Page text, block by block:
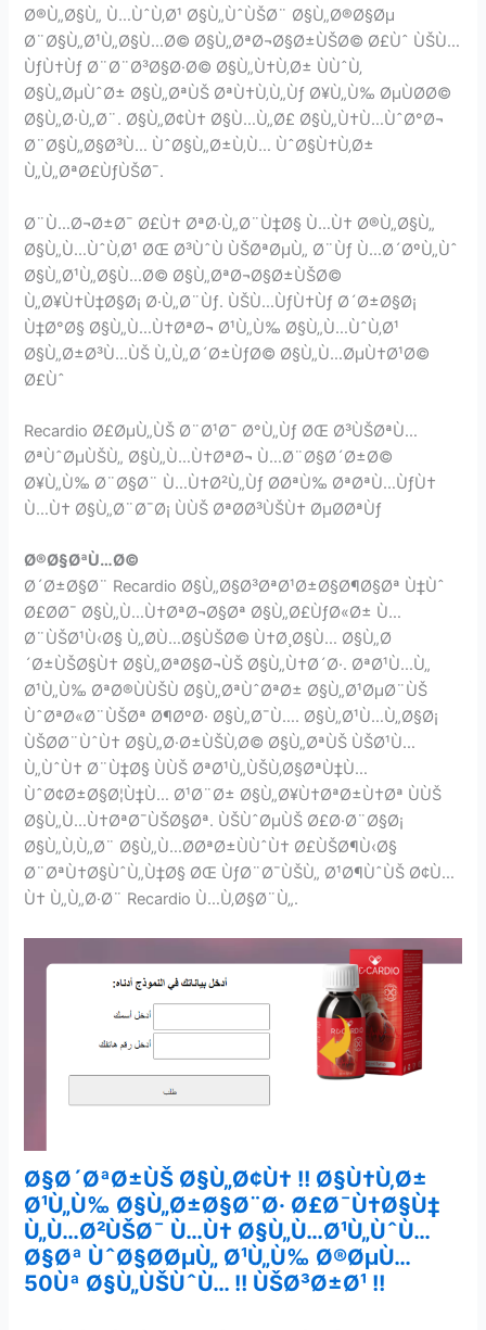
Ø®Ù„Ø§Ù„ Ù…ÙˆÙ‚Ø¹ Ø§Ù„ÙˆÙŠØ¨ Ø§Ù„Ø®Ø§Øµ
Ø¨Ø§Ù„Ø¹Ù„Ø§Ù…Ø© Ø§Ù„ØªØ¬Ø§Ø±ÙŠØ© Ø£Ùˆ ÙŠÙ…
ÙƒÙ†Ùƒ Ø¨Ø¨Ø³Ø§Ø·Ø© Ø§Ù„Ù†Ù‚Ø± ÙÙˆÙ‚
Ø§Ù„ØµÙˆØ± Ø§Ù„ØªÙŠ ØªÙ†Ù‚Ù„Ùƒ Ø¥Ù„Ù‰ ØµÙØ­Ø©
Ø§Ù„Ø·Ù„Ø¨. Ø§Ù„Ø¢Ù† Ø§Ù…Ù„Ø£ Ø§Ù„Ù†Ù…ÙˆØ°Ø¬
Ø¨Ø§Ù„Ø§Ø³Ù… ÙˆØ§Ù„Ø±Ù‚Ù… ÙˆØ§Ù†Ù‚Ø±
Ù„Ù„ØªØ£ÙƒÙŠØ¯.
Ø¨Ù…Ø¬Ø±Ø¯ Ø£Ù† ØªØ·Ù„Ø¨Ù‡Ø§ Ù…Ù† Ø®Ù„Ø§Ù„
Ø§Ù„Ù…ÙˆÙ‚Ø¹ ØŒ Ø³ÙˆÙ ÙŠØªØµÙ„ Ø¨Ùƒ Ù…Ø´ØºÙ„Ùˆ
Ø§Ù„Ø¹Ù„Ø§Ù…Ø© Ø§Ù„ØªØ¬Ø§Ø±ÙŠØ©
Ù„Ø¥Ù†Ù‡Ø§Ø¡ Ø·Ù„Ø¨Ùƒ. ÙŠÙ…ÙƒÙ†Ùƒ Ø´Ø±Ø§Ø¡
Ù‡Ø°Ø§ Ø§Ù„Ù…Ù†ØªØ¬ Ø¹Ù„Ù‰ Ø§Ù„Ù…ÙˆÙ‚Ø¹
Ø§Ù„Ø±Ø³Ù…ÙŠ Ù„Ù„Ø´Ø±ÙƒØ© Ø§Ù„Ù…ØµÙ†Ø¹Ø©
Ø£Ùˆ
Recardio Ø£ØµÙ„ÙŠ Ø¨Ø¹Ø¯ Ø°Ù„Ùƒ ØŒ Ø³ÙŠØªÙ…
ØªÙˆØµÙŠÙ„ Ø§Ù„Ù…Ù†ØªØ¬ Ù…Ø¨Ø§Ø´Ø±Ø©
Ø¥Ù„Ù‰ Ø¨Ø§Ø¨ Ù…Ù†Ø²Ù„Ùƒ Ø­ØªÙ‰ ØªØªÙ…ÙƒÙ†
Ù…Ù† Ø§Ù„Ø¨Ø¯Ø¡ ÙÙŠ ØªØ­Ø³ÙŠÙ† ØµØ­ØªÙƒ
Ø®Ø§ØªÙ…Ø©
Ø´Ø±Ø§Ø¨ Recardio Ø§Ù„Ø§Ø³ØªØ¹Ø±Ø§Ø¶Ø§Øª Ù‡Ùˆ
Ø£Ø­Ø¯ Ø§Ù„Ù…Ù†ØªØ¬Ø§Øª Ø§Ù„Ø£ÙƒØ«Ø± Ù…
Ø¨ÙŠØ¹Ù‹Ø§ Ù„Ø­Ù…Ø§ÙŠØ© Ù†Ø¸Ø§Ù… Ø§Ù„Ø
´Ø±ÙŠØ§Ù† Ø§Ù„ØªØ§Ø¬ÙŠ Ø§Ù„Ù†Ø´Ø·. ØªØ¹Ù…Ù„
Ø¹Ù„Ù‰ ØªØ®ÙÙŠÙ Ø§Ù„ØªÙˆØªØ± Ø§Ù„Ø¹ØµØ¨ÙŠ
ÙˆØªØ«Ø¨ÙŠØª Ø¶ØºØ· Ø§Ù„Ø¯Ù…. Ø§Ù„Ø¹Ù…Ù„Ø§Ø¡
ÙŠØ­Ø¨ÙˆÙ† Ø§Ù„Ø·Ø±ÙŠÙ‚Ø© Ø§Ù„ØªÙŠ ÙŠØ¹Ù…
Ù„ÙˆÙ† Ø¨Ù‡Ø§ ÙÙŠ ØªØ¹Ù„ÙŠÙ‚Ø§ØªÙ‡Ù…
ÙˆØ¢Ø±Ø§Ø¦Ù‡Ù… Ø¹Ø¨Ø± Ø§Ù„Ø¥Ù†ØªØ±Ù†Øª ÙÙŠ
Ø§Ù„Ù…Ù†ØªØ¯ÙŠØ§Øª. ÙŠÙˆØµÙŠ Ø£Ø·Ø¨Ø§Ø¡
Ø§Ù„Ù‚Ù„Ø¨ Ø§Ù„Ù…Ø­ØªØ±ÙÙˆÙ† Ø£ÙŠØ¶Ù‹Ø§
Ø¨ØªÙ†Ø§ÙˆÙ„Ù‡Ø§ ØŒ ÙƒØ¨Ø¯ÙŠÙ„ Ø¹Ø¶ÙˆÙŠ Ø¢Ù…
Ù† Ù„Ù„Ø·Ø¨ Recardio Ù…Ù‚Ø§Ø¨Ù„.
Ø§Ø´ØªØ±ÙŠ Ø§Ù„Ø¢Ù† !! Ø§Ù†Ù‚Ø±
Ø¹Ù„Ù‰ Ø§Ù„Ø±Ø§Ø¨Ø· Ø£Ø¯Ù†Ø§Ù‡
Ù„Ù…Ø²ÙŠØ¯ Ù…Ù† Ø§Ù„Ù…Ø¹Ù„ÙˆÙ…
Ø§Øª ÙˆØ§Ø­ØµÙ„ Ø¹Ù„Ù‰ Ø®ØµÙ…
50Ùª Ø§Ù„ÙŠÙˆÙ… !! ÙŠØ³Ø±Ø¹ !!